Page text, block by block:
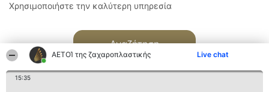
ΑΕΤΟΊ της ζαχαροπλαστικής Live chat
15:35
Χρησιμοποιήστε την καλύτερη υπηρεσία
Αναζήτηση